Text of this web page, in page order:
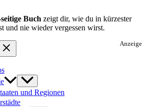
Buch zeigt dir, wie du in kürzester
und nie wieder vergessen wirst.
Anzeige
und Regionen